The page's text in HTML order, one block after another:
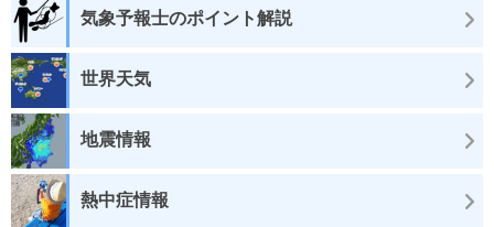
気象予報士のポイント解説
世界天気
地震情報
熱中症情報